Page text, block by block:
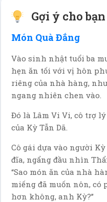
Gợi ý cho bạn
Món Quà Đắng
Vào sinh nhật tuổi ba
hẹn ăn tối với vị hôn
riêng của nhà hàng,
ngang nhiên chen vào.
Đó là Lâm Vi Vi, cô trợ
của Kỳ Tẫn Dã.
Cô gái dựa vào người
đĩa, ngẩng đầu nhìn
“Sao món ăn của nhà
miếng đã muốn nôn,
hơn không, anh Kỳ?”